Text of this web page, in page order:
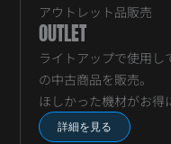
アウトレット品販売
OUTLET
ライトアップで使用
の中古商品を販売。
ほしかった機材がお得
詳細を見る